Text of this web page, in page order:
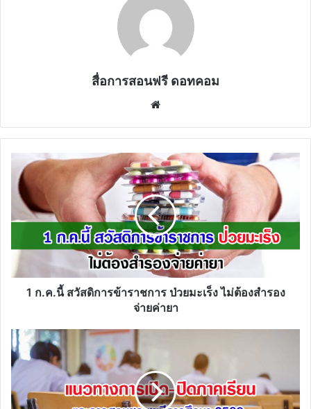
สื่อการสอนฟรี ดอทคอม
ก.ค.นี้
สวัสดิการ
ข้าราชการ
ป่วย
สำรอง
1 ก.ค.นี้ สวัสดิการข้าราชการ ป่วยมะเร็ง ไม่ต้องสำรอง
จ่ายค่ายา
แนวทาง
การ
เปิด-
ภาค